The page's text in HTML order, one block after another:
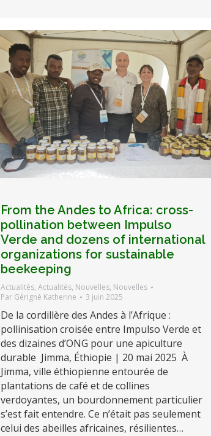
From the Andes to Africa: cross-
pollination between Impulso
Verde and dozens of international
organizations for sustainable
beekeeping
Actualités, Actualités, Nouvelles, Nouvelles
Par Gérigné Katherine 3 juin 2025
De la cordillère des Andes à l’Afrique :
pollinisation croisée entre Impulso Verde et
des dizaines d’ONG pour une apiculture
durable Jimma, Éthiopie | 20 mai 2025 À
Jimma, ville éthiopienne entourée de
plantations de café et de collines
verdoyantes, un bourdonnement particulier
s’est fait entendre. Ce n’était pas seulement
celui des abeilles africaines, résilientes…